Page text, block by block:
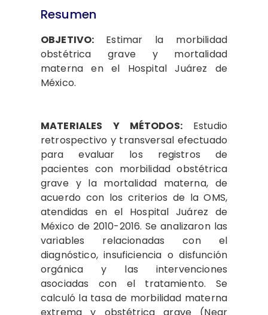
Resumen
OBJETIVO: Estimar la morbilidad
obstétrica grave y mortalidad
materna en el Hospital Juárez de
México.
MATERIALES Y MÉTODOS:Estudio
retrospectivo y transversal efectuado
para evaluar los registros de
pacientes con morbilidad obstétrica
grave y la mortalidad materna, de
acuerdo con los criterios de la OMS,
atendidas en el Hospital Juárez de
México de 2010-2016. Se analizaron las
variables relacionadas con el
diagnóstico, insuficiencia o disfunción
orgánica y las intervenciones
asociadas con el tratamiento. Se
calculó la tasa de morbilidad materna
extrema y obstétrica grave (Near